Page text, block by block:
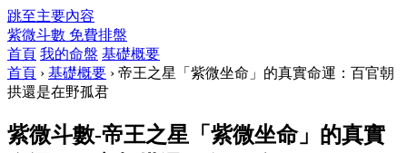
跳至主要內容
紫微斗數 免費排盤
首頁 我的命盤 基礎概要
首頁 › 基礎概要 › 帝王之星「紫微坐命」的真實命運：百官朝
拱還是在野孤君
紫微斗數-帝王之星「紫微坐命」的真實